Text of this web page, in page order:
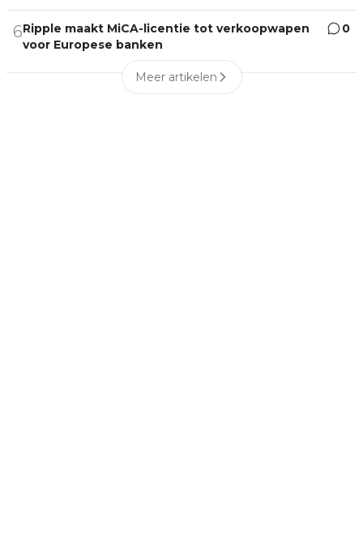
6Ripple maakt MiCA-licentie tot verkoopwapen
voor Europese banken
0
Meer artikelen